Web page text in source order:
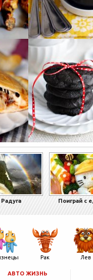
Радуга Поиграй с
Рак Лев
АВТО ЖИЗНЬ